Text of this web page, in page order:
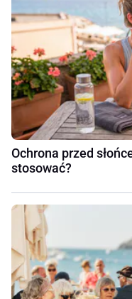
Ochrona przed
stosować?